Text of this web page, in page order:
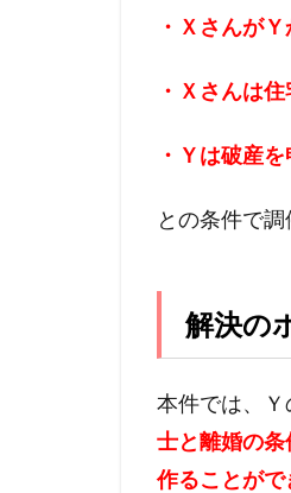
・Ｘさんが
・Ｘさんは
・Ｙは破産
との条件で
解決の
本件では、Ｙ
士と離婚の
作ることがで